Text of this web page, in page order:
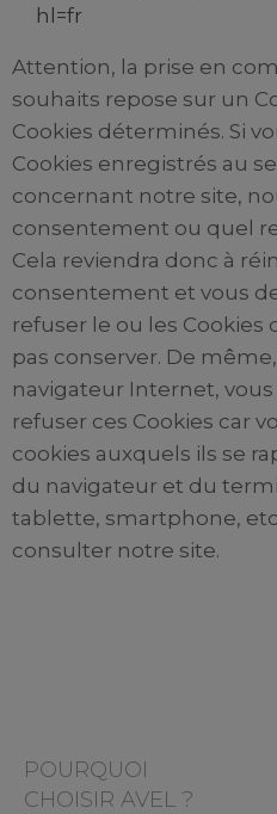
hl=fr
Attention, la prise en
souhaits repose sur un
Cookies déterminés. Si
Cookies enregistrés au
concernant notre site,
consentement ou quel
Cela reviendra donc à
consentement et vous
refuser le ou les Cookies
pas conserver. De
navigateur Internet,
refuser ces Cookies car
cookies auxquels ils se
du navigateur et du
tablette, smartphone,
consulter notre site.
POURQUOI
CHOISIR AVEL ?